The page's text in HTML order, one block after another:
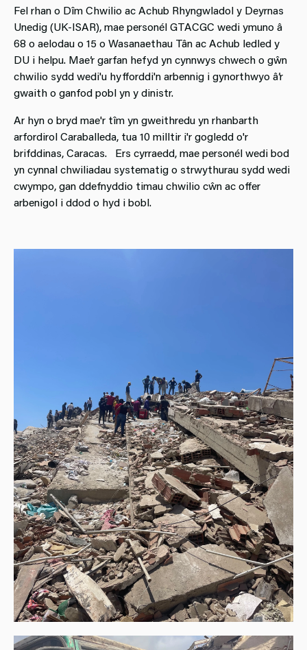
Fel rhan o Dîm Chwilio ac Achub Rhyngwladol y Deyrnas
Unedig (UK-ISAR), mae personél GTACGC wedi ymuno â
68 o aelodau o 15 o Wasanaethau Tân ac Achub ledled y
DU i helpu. Mae’r garfan hefyd yn cynnwys chwech o gŵn
chwilio sydd wedi'u hyfforddi'n arbennig i gynorthwyo â’r
gwaith o ganfod pobl yn y dinistr.
Ar hyn o bryd mae'r tîm yn gweithredu yn rhanbarth
arfordirol Caraballeda, tua 10 milltir i'r gogledd o'r
brifddinas, Caracas. Ers cyrraedd, mae personél wedi bod
yn cynnal chwiliadau systematig o strwythurau sydd wedi
cwympo, gan ddefnyddio timau chwilio cŵn ac offer
arbenigol i ddod o hyd i bobl.